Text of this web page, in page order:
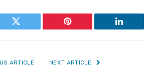
Twitter Pinterest LinkedIn
ARTICLE NEXT ARTICLE